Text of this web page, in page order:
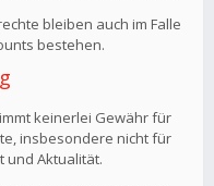
bleiben auch im Falle
bestehen.
keinerlei Gewähr für
insbesondere nicht für
und Aktualität.